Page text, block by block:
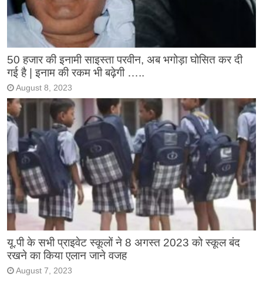
50 हजार की इनामी साइस्ता परवीन, अब भगोड़ा घोसित कर दी
गई है | इनाम की रकम भी बढ़ेगी …..
August 8, 2023
यू.पी के सभी प्राइवेट स्कूलों ने 8 अगस्त 2023 को स्कूल बंद
रखने का किया एलान जाने वजह
August 7, 2023